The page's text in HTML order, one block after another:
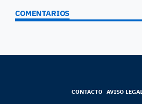
COMENTARIOS
CONTACTO AVISO LEGAL